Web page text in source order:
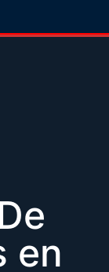
en